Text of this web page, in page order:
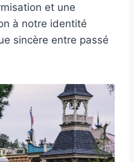
et une
à notre identité
sincère entre passé